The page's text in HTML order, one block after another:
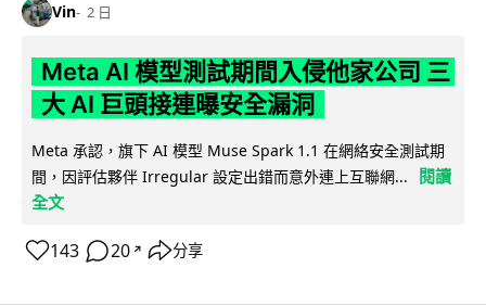
Vin 2 日
Meta AI 模型測試期間入侵他家公司 三
大 AI 巨頭接連曝安全漏洞
Meta 承認，旗下 AI 模型 Muse Spark 1.1 在網絡安全測試期
間，因評估夥伴 Irregular 設定出錯而意外連上互聯網...
閱讀
全文
143 20 ↗ 分享